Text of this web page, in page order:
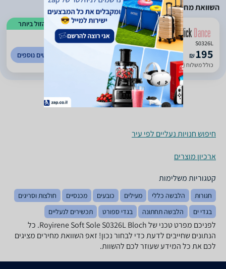
השוואת מחירים
הזול ביותר
S0326L
₪195
כולל משלוח (30 ₪)
לפרטים נוספים
חיפוש חנויות נעליים לפי עיר
ארכיון מוצרים
קטגוריות משלימות
חגורות הלבשה כללי מעילים כובעים מכנסיים
חולצות וסריגים
בגדי ים
הלבשה תחתונה בגדי ספורט תכשירים לנעליים
לפניכם מפרט טכני של Royirene Soft Sole S0326L Bloch. כל
הנתונים שחייבים לדעת כדי לבחור נכון! זאפ השוואת מחירים מציגים
לכם את כל המידע שעוזר לכם להשוות.